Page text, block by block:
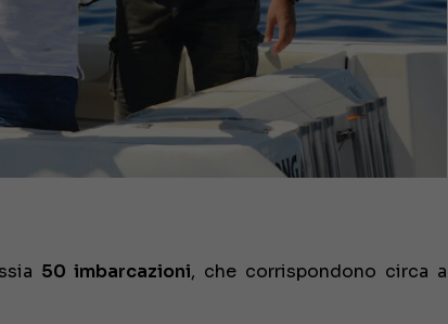
50 imbarcazioni, che corrispondono circa a